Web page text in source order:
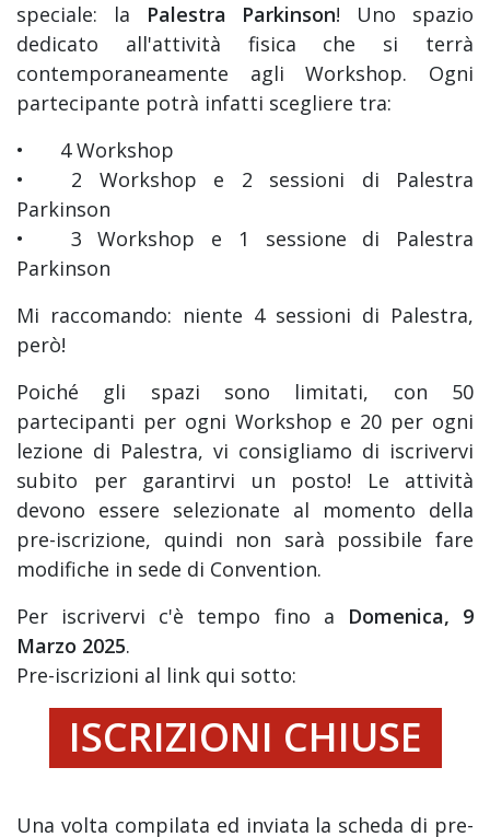
speciale: la Palestra Parkinson! Uno spazio
dedicato all'attività fisica che si terrà
contemporaneamente agli Workshop. Ogni
partecipante potrà infatti scegliere tra:
•
4 Workshop
•
2 Workshop e 2 sessioni di Palestra
Parkinson
•
3 Workshop e 1 sessione di Palestra
Parkinson
Mi raccomando: niente 4 sessioni di Palestra,
però!
Poiché gli spazi sono limitati, con 50
partecipanti per ogni Workshop e 20 per ogni
lezione di Palestra, vi consigliamo di iscrivervi
subito per garantirvi un posto! Le attività
devono essere selezionate al momento della
pre-iscrizione, quindi non sarà possibile fare
modifiche in sede di Convention.
Per iscrivervi c'è tempo fino a Domenica, 9
Marzo 2025.
Pre-iscrizioni al link qui sotto:
ISCRIZIONI CHIUSE
Una volta compilata ed inviata la scheda di pre-